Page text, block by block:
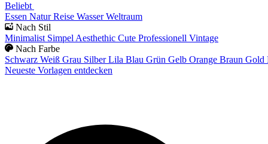
Beliebt
Essen Natur Reise Wasser Weltraum
Nach Stil
Minimalist Simpel Aesthethic Cute Professionell Vintage
Nach Farbe
Schwarz Weiß Grau Silber Lila Blau Grün Gelb Orange Braun Gold
Neueste Vorlagen entdecken